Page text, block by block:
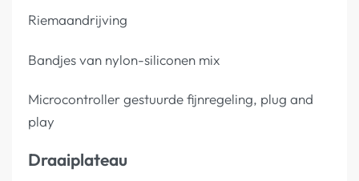
Riemaandrijving
Bandjes van nylon-siliconen mix
Microcontroller gestuurde fijnregeling, plug and
play
Draaiplateau